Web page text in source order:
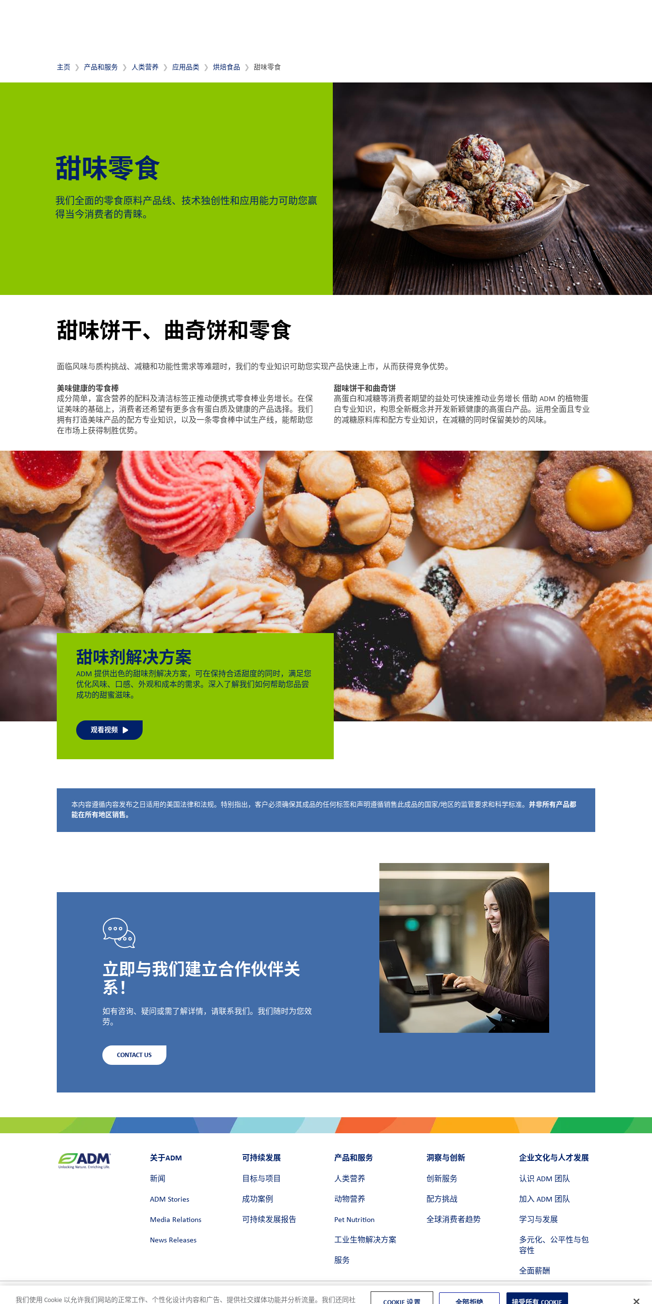
主页 产品和服务 人类营养 应用品类 烘焙食品 甜味零食
甜味零食
我们全面的零食原料产品线、技术独创性和应用能力可助您赢
得当今消费者的青睐。
甜味饼干、曲奇饼和零食
面临风味与质构挑战、减糖和功能性需求等难题时，我们的专业知识可助您实现产品快速上市，从而获得竞争优势。
美味健康的零食棒
成分简单，富含营养的配料及清洁标签正推动便携式零食棒业务增长。在保
证美味的基础上，消费者还希望有更多含有蛋白质及健康的产品选择。我们
拥有打造美味产品的配方专业知识，以及一条零食棒中试生产线，能帮助您
在市场上获得制胜优势。
甜味饼干和曲奇饼
高蛋白和减糖等消费者期望的益处可快速推动业务增长 借助 ADM 的植物蛋
白专业知识，构思全新概念并开发新颖健康的高蛋白产品。运用全面且专业
的减糖原料库和配方专业知识，在减糖的同时保留美妙的风味。
甜味剂解决方案
ADM 提供出色的甜味剂解决方案，可在保持合适甜度的同时，满足您
优化风味、口感、外观和成本的需求。深入了解我们如何帮助您品尝
成功的甜蜜滋味。
观看视频
免责声明如下
本内容遵循内容发布之日适用的美国法律和法规。特别指出，客户必须确保其成品的任何标签和声明遵循销售此成品的国家/地区的监管要求和科学标准。 并非所有产品都
能在所有地区销售。
立即与我们建立合作伙伴关
系！
如有咨询、疑问或需了解详情，请联系我们。我们随时为您效
劳。
CONTACT US
关于ADM
新闻
ADM Stories
Media Relations
News Releases
可持续发展
目标与项目
成功案例
可持续发展报告
产品和服务
人类营养
动物营养
Pet Nutrition
工业生物解决方案
服务
洞察与创新
创新服务
配方挑战
全球消费者趋势
企业文化与人才发展
认识 ADM 团队
加入 ADM 团队
学习与发展
多元化、公平性与包
容性
全面薪酬
隐私政策使用条款合规Cookie 设置©2026 ADM
我们使用 Cookie 以允许我们网站的正常工作、个性化设计内容和广告、提供社交媒体功能并分析流量。我们还同社 COOKIE 设置 全部拒绝 接受所有 COOKIE